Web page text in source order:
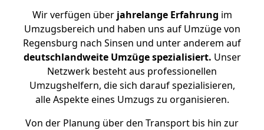
Wir verfügen überjahrelange Erfahrung im
Umzugsbereich und haben uns auf Umzüge von
Regensburg nach Sinsen und unter anderem auf
deutschlandweite Umzüge spezialisiert. Unser
Netzwerk besteht aus professionellen
Umzugshelfern, die sich darauf spezialisieren,
alle Aspekte eines Umzugs zu organisieren.
Von der Planung über den Transport bis hin zur